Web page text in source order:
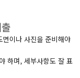
이나 사진을 준비해야
하며, 세부사항도 잘 표